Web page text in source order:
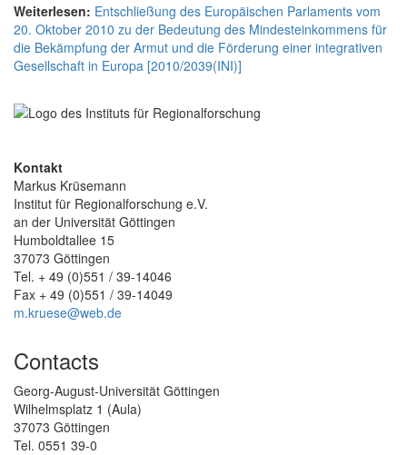
Weiterlesen: Entschließung des Europäischen Parlaments vom
20. Oktober 2010 zu der Bedeutung des Mindesteinkommens für
die Bekämpfung der Armut und die Förderung einer integrativen
Gesellschaft in Europa [2010/2039(INI)]
Kontakt
Markus Krüsemann
Institut für Regionalforschung e.V.
an der Universität Göttingen
Humboldtallee 15
37073 Göttingen
Tel. + 49 (0)551 / 39-14046
Fax + 49 (0)551 / 39-14049
m.kruese@web.de
Contacts
Georg-August-Universität Göttingen
Wilhelmsplatz 1 (Aula)
37073 Göttingen
Tel. 0551 39-0